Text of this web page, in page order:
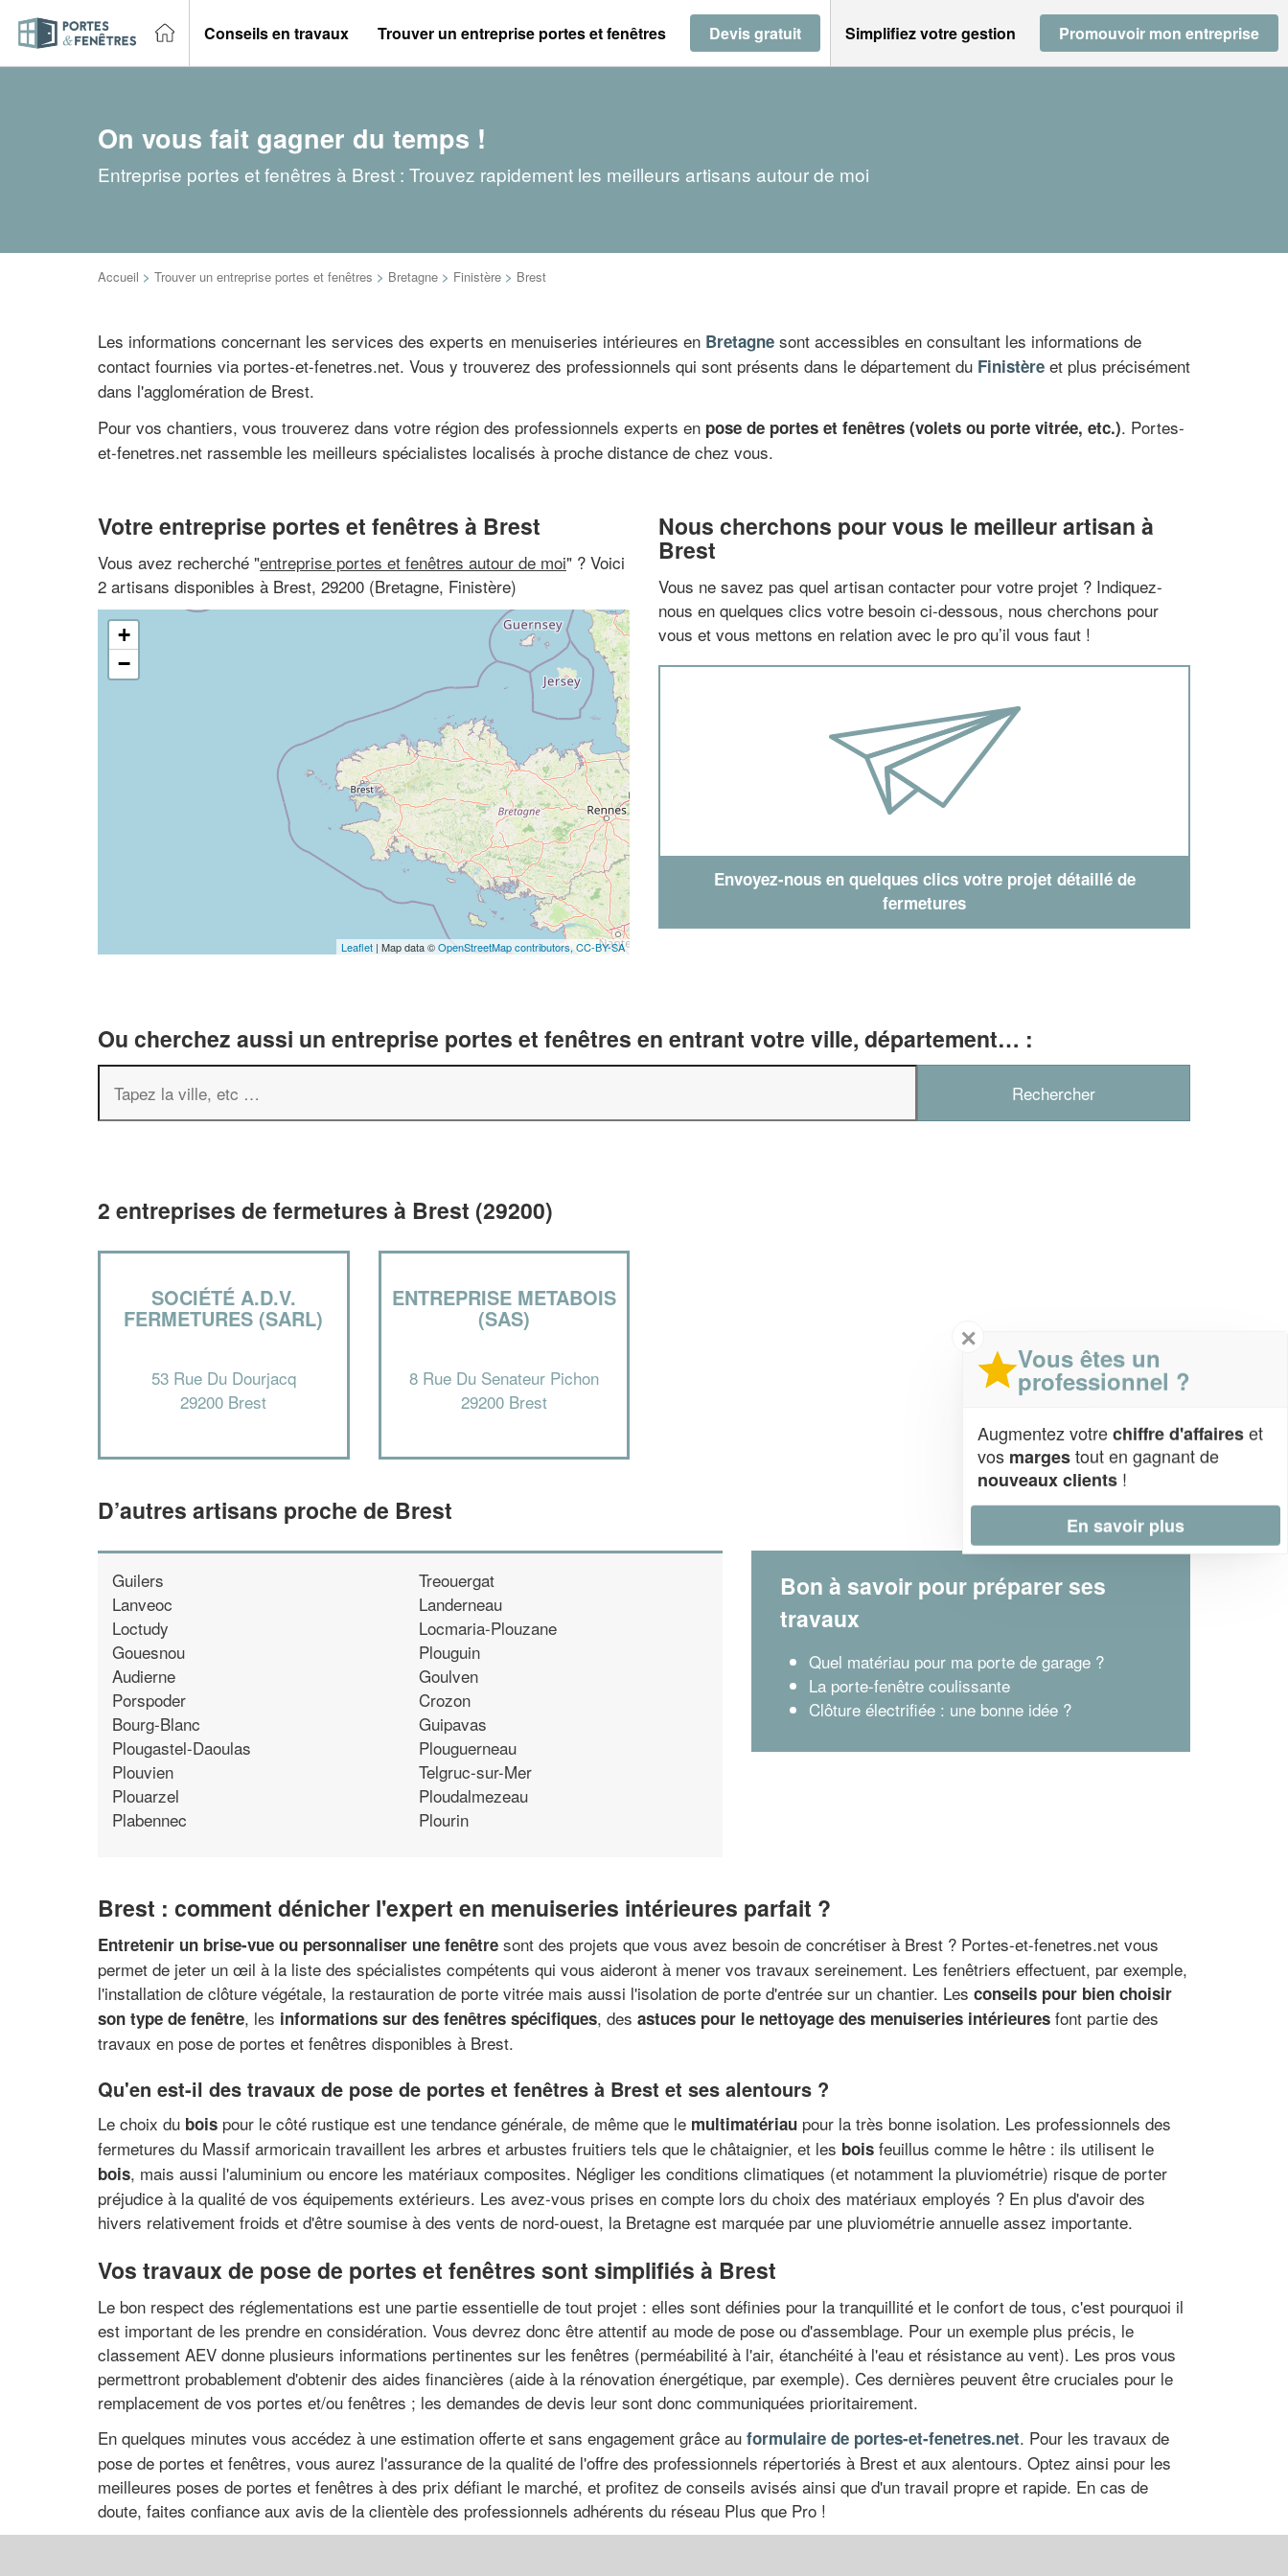
Conseils en travaux Trouver un entreprise portes et fenêtres Devis gratuit Simplifiez votre gestion Promouvoir mon entreprise
On vous fait gagner du temps !
Entreprise portes et fenêtres à Brest : Trouvez rapidement les meilleurs artisans autour de moi
Accueil > Trouver un entreprise portes et fenêtres > Bretagne > Finistère > Brest
Les informations concernant les services des experts en menuiseries intérieures en Bretagne sont accessibles en consultant les informations de
contact fournies via portes-et-fenetres.net. Vous y trouverez des professionnels qui sont présents dans le département du Finistère et plus précisément
dans l'agglomération de Brest.
Pour vos chantiers, vous trouverez dans votre région des professionnels experts en pose de portes et fenêtres (volets ou porte vitrée, etc.). Portes-
et-fenetres.net rassemble les meilleurs spécialistes localisés à proche distance de chez vous.
Votre entreprise portes et fenêtres à Brest
Vous avez recherché "entreprise portes et fenêtres autour de moi" ? Voici
2 artisans disponibles à Brest, 29200 (Bretagne, Finistère)
+
−
Leaflet | Map data ©OpenStreetMap contributors,CC-BY-SA
Nous cherchons pour vous le meilleur artisan à
Brest
Vous ne savez pas quel artisan contacter pour votre projet ? Indiquez-
nous en quelques clics votre besoin ci-dessous, nous cherchons pour
vous et vous mettons en relation avec le pro qu’il vous faut !
Envoyez-nous en quelques clics votre projet détaillé de
fermetures
Ou cherchez aussi un entreprise portes et fenêtres en entrant votre ville, département… :
2 entreprises de fermetures à Brest (29200)
SOCIÉTÉ A.D.V.
FERMETURES (SARL)
53 Rue Du Dourjacq
29200 Brest
ENTREPRISE METABOIS
(SAS)
8 Rue Du Senateur Pichon
29200 Brest
D’autres artisans proche de Brest
Guilers
Lanveoc
Loctudy
Gouesnou
Audierne
Porspoder
Bourg-Blanc
Plougastel-Daoulas
Plouvien
Plouarzel
Plabennec
Treouergat
Landerneau
Locmaria-Plouzane
Plouguin
Goulven
Crozon
Guipavas
Plouguerneau
Telgruc-sur-Mer
Ploudalmezeau
Plourin
Bon à savoir pour préparer ses
travaux
Quel matériau pour ma porte de garage ?
La porte-fenêtre coulissante
Clôture électrifiée : une bonne idée ?
Brest : comment dénicher l'expert en menuiseries intérieures parfait ?
Entretenir un brise-vue ou personnaliser une fenêtre sont des projets que vous avez besoin de concrétiser à Brest ? Portes-et-fenetres.net vous
permet de jeter un œil à la liste des spécialistes compétents qui vous aideront à mener vos travaux sereinement. Les fenêtriers effectuent, par exemple,
l'installation de clôture végétale, la restauration de porte vitrée mais aussi l'isolation de porte d'entrée sur un chantier. Les conseils pour bien choisir
son type de fenêtre, les informations sur des fenêtres spécifiques, des astuces pour le nettoyage des menuiseries intérieures font partie des
travaux en pose de portes et fenêtres disponibles à Brest.
Qu'en est-il des travaux de pose de portes et fenêtres à Brest et ses alentours ?
Le choix du bois pour le côté rustique est une tendance générale, de même que le multimatériau pour la très bonne isolation. Les professionnels des
fermetures du Massif armoricain travaillent les arbres et arbustes fruitiers tels que le châtaignier, et les bois feuillus comme le hêtre : ils utilisent le
bois, mais aussi l'aluminium ou encore les matériaux composites. Négliger les conditions climatiques (et notamment la pluviométrie) risque de porter
préjudice à la qualité de vos équipements extérieurs. Les avez-vous prises en compte lors du choix des matériaux employés ? En plus d'avoir des
hivers relativement froids et d'être soumise à des vents de nord-ouest, la Bretagne est marquée par une pluviométrie annuelle assez importante.
Vos travaux de pose de portes et fenêtres sont simplifiés à Brest
Le bon respect des réglementations est une partie essentielle de tout projet : elles sont définies pour la tranquillité et le confort de tous, c'est pourquoi il
est important de les prendre en considération. Vous devrez donc être attentif au mode de pose ou d'assemblage. Pour un exemple plus précis, le
classement AEV donne plusieurs informations pertinentes sur les fenêtres (perméabilité à l'air, étanchéité à l'eau et résistance au vent). Les pros vous
permettront probablement d'obtenir des aides financières (aide à la rénovation énergétique, par exemple). Ces dernières peuvent être cruciales pour le
remplacement de vos portes et/ou fenêtres ; les demandes de devis leur sont donc communiquées prioritairement.
En quelques minutes vous accédez à une estimation offerte et sans engagement grâce au formulaire de portes-et-fenetres.net. Pour les travaux de
pose de portes et fenêtres, vous aurez l'assurance de la qualité de l'offre des professionnels répertoriés à Brest et aux alentours. Optez ainsi pour les
meilleures poses de portes et fenêtres à des prix défiant le marché, et profitez de conseils avisés ainsi que d'un travail propre et rapide. En cas de
doute, faites confiance aux avis de la clientèle des professionnels adhérents du réseau Plus que Pro !
✕
Vous êtes un
professionnel ?
Augmentez votrechiffre d'affaireset
vos margestout en gagnant de
nouveaux clients !
En savoir plus